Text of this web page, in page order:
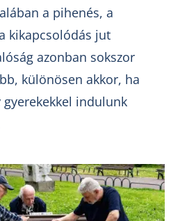
a pihenés, a
kikapcsolódás jut
azonban sokszor
különösen akkor, ha
gyerekekkel indulunk